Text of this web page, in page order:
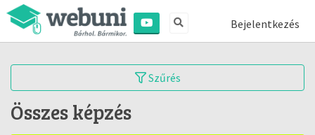
Bejelentkezés
Szűrés
Összes képzés